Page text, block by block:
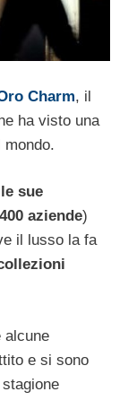
Charm, il
ha visto una
sue
aziende)
il lusso la fa
alcune
e si sono